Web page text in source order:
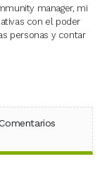
manager, mi
con el poder
personas y contar
en X (Twitter)
en WhatsApp